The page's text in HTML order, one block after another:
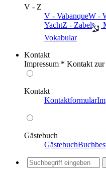
V - Z
V - VabanqueW -
YachtZ - Zabel
Vokabular
Kontakt
Impressum * Kontakt
Kontakt
Kontaktformular
Gästebuch
Gästebuch